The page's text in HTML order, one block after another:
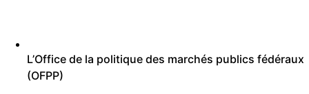
L’Office de la politique des marchés publics fédéraux
(OFPP)